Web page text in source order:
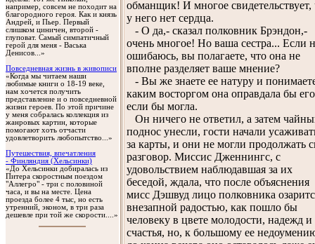
например, совсем не походит на
благородного героя. Как и князь
Андрей, и Пьер. Первый
слишком циничен, второй -
глуповат. Самый симпатичный
герой для меня - Васька
Денисов...»
Повседневная жизнь в живописи
«Когда мы читаем наши
любимые книги о 18-19 веке,
нам хочется получить
представление и о повседневной
жизни героев. По этой причине
у меня собралась коллекция из
жанровых картин, которые
помогают хоть отчасти
удовлетворить любопытство...»
Путешествия, впечатления
- Финляндия (Хельсинки)
«До Хельсинки добиралась из
Питера скоростным поездом
"Аллегро" - три с половиной
часа, и вы на месте. Цена
проезда более 4 тыс, но есть
утренний, эконом, в три раза
дешевле при той же скорости....»
обманщик! И многое свидетельствует,
у него нет сердца.
- О да,- сказал полковник Брэндон,-
очень многое! Но ваша сестра... Если
ошибаюсь, вы полагаете, что она не
вполне разделяет ваше мнение?
- Вы же знаете ее натуру и
каким восторгом она оправдала бы
если бы могла.
Он ничего не ответил, а затем
поднос унесли, гости начали
за карты, и они не могли продолжать
разговор. Миссис Дженнингс, с
удовольствием наблюдавшая за их
беседой, ждала, что после объяснения
мисс Дэшвуд лицо полковника
внезапной радостью, как пошло бы
человеку в цвете молодости, надежд и
счастья, но, к большому ее